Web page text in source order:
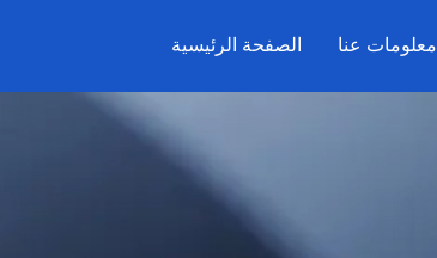
الصفحة الرئيسية معلومات عنا